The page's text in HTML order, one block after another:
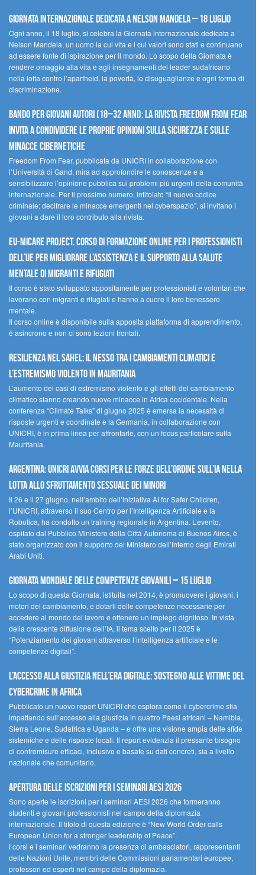
Giornata internazionale dedicata a Nelson Mandela – 18 luglio
Ogni anno, il 18 luglio, si celebra la Giornata internazionale dedicata a
Nelson Mandela, un uomo la cui vita e i cui valori sono stati e continuano
ad essere fonte di ispirazione per il mondo. Lo scopo della Giornata è
rendere omaggio alla vita e agli insegnamenti del leader sudafricano
nella lotta contro l’apartheid, la povertà, le disuguaglianze e ogni forma di
discriminazione.
Bando per giovani autori (18–32 anni): la Rivista Freedom From Fear
invita a condividere le proprie opinioni sulla sicurezza e sulle
minacce cibernetiche
Freedom From Fear, pubblicata da UNICRI in collaborazione con
l’Università di Gand, mira ad approfondire le conoscenze e a
sensibilizzare l’opinione pubblica sui problemi più urgenti della comunità
internazionale. Per il prossimo numero, intitolato “Il nuovo codice
criminale: decifrare le minacce emergenti nel cyberspazio”, si invitano i
giovani a dare il loro contributo alla rivista.
EU-MiCare Project. Corso di formazione online per i professionisti
dell’UE per migliorare l’assistenza e il supporto alla salute
mentale di migranti e rifugiati
Il corso è stato sviluppato appositamente per professionisti e volontari che
lavorano con migranti e rifugiati e hanno a cuore il loro benessere
mentale.
Il corso online è disponibile sulla apposita piattaforma di apprendimento,
è asincrono e non ci sono lezioni frontali.
Resilienza nel Sahel: il nesso tra i cambiamenti climatici e
l’estremismo violento in Mauritania
L’aumento dei casi di estremismo violento e gli effetti del cambiamento
climatico stanno creando nuove minacce in Africa occidentale. Nella
conferenza “Climate Talks” di giugno 2025 è emersa la necessità di
risposte urgenti e coordinate e la Germania, in collaborazione con
UNICRI, è in prima linea per affrontarle, con un focus particolare sulla
Mauritania.
Argentina: UNICRI avvia corsi per le forze dell’ordine sull’IA nella
lotta allo sfruttamento sessuale dei minori
Il 26 e il 27 giugno, nell’ambito dell’iniziativa AI for Safer Children,
l’UNICRI, attraverso il suo Centro per l’Intelligenza Artificiale e la
Robotica, ha condotto un training regionale in Argentina. L’evento,
ospitato dal Pubblico Ministero della Città Autonoma di Buenos Aires, è
stato organizzato con il supporto del Ministero dell’Interno degli Emirati
Arabi Uniti.
Giornata Mondiale delle Competenze Giovanili – 15 luglio
Lo scopo di questa Giornata, istituita nel 2014, è promuovere i giovani, i
motori del cambiamento, e dotarli delle competenze necessarie per
accedere al mondo del lavoro e ottenere un impiego dignitoso. In vista
della crescente diffusione dell’IA, il tema scelto per il 2025 è
“Potenziamento dei giovani attraverso l’intelligenza artificiale e le
competenze digitali”.
L’accesso alla giustizia nell’era digitale: sostegno alle vittime del
cybercrime in Africa
Pubblicato un nuovo report UNICRI che esplora come il cybercrime stia
impattando sull’accesso alla giustizia in quattro Paesi africani – Namibia,
Sierra Leone, Sudafrica e Uganda – e offre una visione ampia delle sfide
sistemiche e delle risposte locali. Il report evidenzia il pressante bisogno
di contromisure efficaci, inclusive e basate su dati concreti, sia a livello
nazionale che comunitario.
Apertura delle iscrizioni per i seminari AESI 2026
Sono aperte le iscrizioni per i seminari AESI 2026 che formeranno
studenti e giovani professionisti nel campo della diplomazia
internazionale. Il titolo di questa edizione è “New World Order calls
European Union for a stronger leadership of Peace”.
I corsi e i seminari vedranno la presenza di ambasciatori, rappresentanti
delle Nazioni Unite, membri delle Commissioni parlamentari europee,
professori ed esperti nel campo della diplomazia.